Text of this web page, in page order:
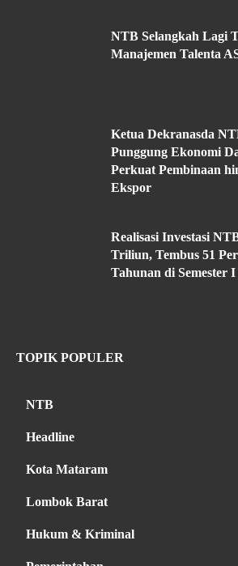
NTB Selangkah Lagi
Manajemen Talenta
Ketua Dekranasda
Punggung Ekonomi
Perkuat Pembinaan
Ekspor
Realisasi Investasi
Triliun, Tembus 51
Tahunan di Semester I
TOPIK POPULER
NTB
Headline
Kota Mataram
Lombok Barat
Hukum & Kriminal